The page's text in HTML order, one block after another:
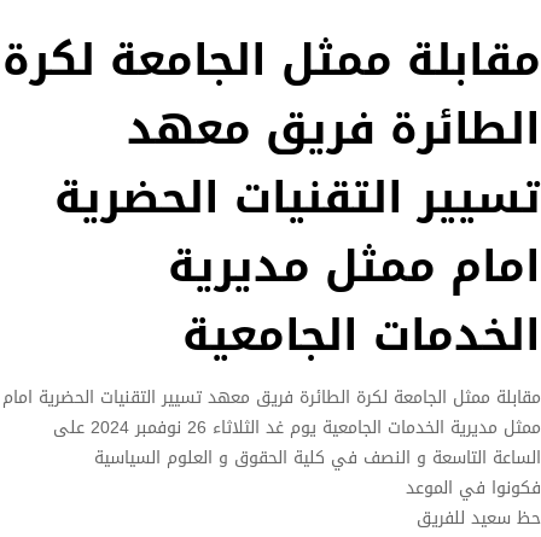
مقابلة ممثل الجامعة لكرة
الطائرة فريق معهد
تسيير التقنيات الحضرية
امام ممثل مديرية
الخدمات الجامعية
مقابلة ممثل الجامعة لكرة الطائرة فريق معهد تسيير التقنيات الحضرية امام
ممثل مديرية الخدمات الجامعية يوم غد الثلاثاء 26 نوفمبر 2024 على
الساعة التاسعة و النصف في كلية الحقوق و العلوم السياسية
فكونوا في الموعد
حظ سعيد للفريق